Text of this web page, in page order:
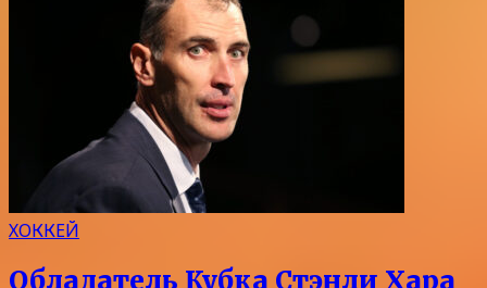
ХОККЕЙ
Обладатель Кубка Стэнли Хара